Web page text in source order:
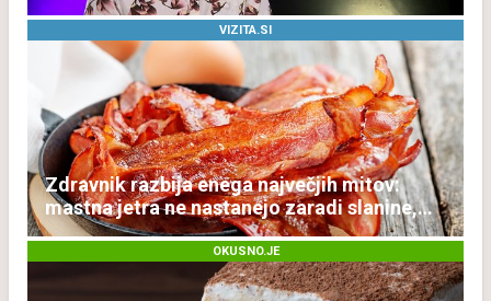
VIZITA.SI
Zdravnik razbija enega največjih mitov:
mastna jetra ne nastanejo zaradi slanine,
temveč zaradi živila, ki ga imamo vsi radi
OKUSNO.JE